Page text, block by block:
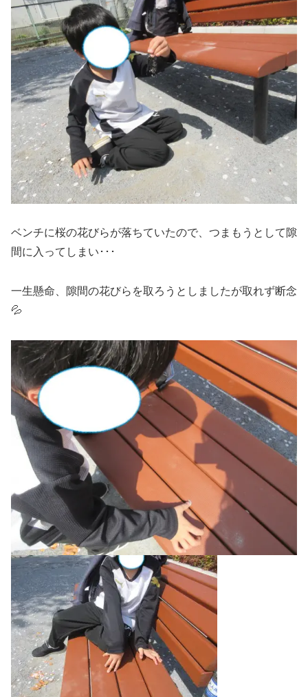
ベンチに桜の花びらが落ちていたので、つまもうとして隙
間に入ってしまい･･･
一生懸命、隙間の花びらを取ろうとしましたが取れず断念
💦